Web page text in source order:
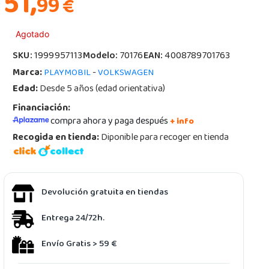
99€
Agotado
SKU:1999957113Modelo:70176EAN:4008789701763
Marca:PLAYMOBIL-VOLKSWAGEN
Edad:Desde 5 años (edad orientativa)
Financiación:
compra ahora y paga después+ info
Recogida en tienda:Diponible para recoger en tienda
Devolución gratuita en tiendas
Entrega 24/72h.
Envío Gratis > 59 €